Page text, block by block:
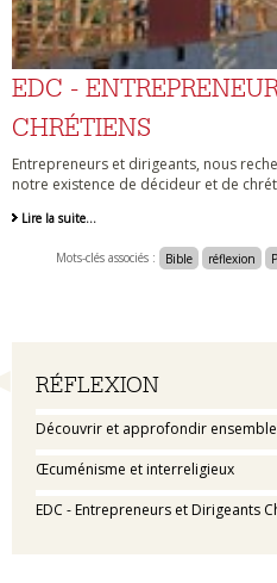
Navigation
RÉFLEXION
Découvrir et approfondir ensemble
Œcuménisme et interreligieux
EDC - Entrepreneurs et Dirigeants
EDC -
CHRÉTIENS
Entrepreneurs et dirigeants, nous
notre existence de décideur et de
Lire la suite…
Mots-clés associés : Bible réflexion